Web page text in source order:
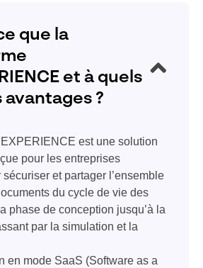
que la
et à quels
avantages ?
est une solution
pour les entreprises
et partager l’ensemble
du cycle de vie des
phase de conception jusqu’à la
par la simulation et la
en mode SaaS (Software as a